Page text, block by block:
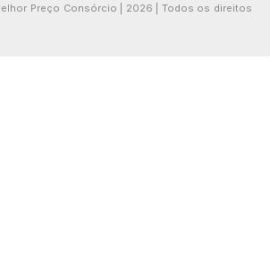
Preço Consórcio | 2026 | Todos os direitos